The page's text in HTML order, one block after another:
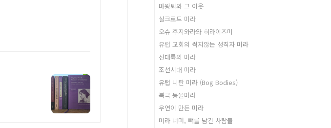
마왕퇴와 그 이웃
실크로드 미라
오슈 후지와라와 히라이즈미
유럽 교회의 썩지않는 성직자 미라
신대륙의 미라
조선시대 미라
유럽 니탄 미라 (Bog Bodies)
북극 동물미라
우연이 만든 미라
미라 너머, 뼈를 남긴 사람들